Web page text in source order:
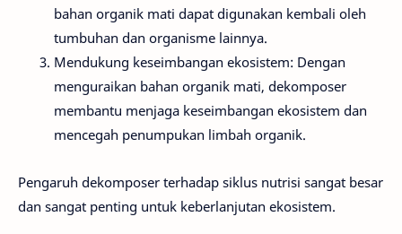
bahan organik mati dapat digunakan kembali oleh
tumbuhan dan organisme lainnya.
Mendukung keseimbangan ekosistem: Dengan
menguraikan bahan organik mati, dekomposer
membantu menjaga keseimbangan ekosistem dan
mencegah penumpukan limbah organik.
Pengaruh dekomposer terhadap siklus nutrisi sangat besar
dan sangat penting untuk keberlanjutan ekosistem.